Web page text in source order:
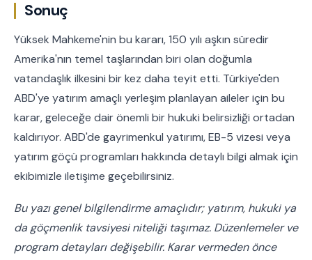
Sonuç
Yüksek Mahkeme'nin bu kararı, 150 yılı aşkın süredir
Amerika'nın temel taşlarından biri olan doğumla
vatandaşlık ilkesini bir kez daha teyit etti. Türkiye'den
ABD'ye yatırım amaçlı yerleşim planlayan aileler için bu
karar, geleceğe dair önemli bir hukuki belirsizliği ortadan
kaldırıyor. ABD'de gayrimenkul yatırımı, EB-5 vizesi veya
yatırım göçü programları hakkında detaylı bilgi almak için
ekibimizle iletişime geçebilirsiniz.
Bu yazı genel bilgilendirme amaçlıdır; yatırım, hukuki ya
da göçmenlik tavsiyesi niteliği taşımaz. Düzenlemeler ve
program detayları değişebilir. Karar vermeden önce